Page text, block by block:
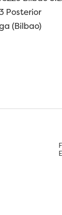
Posterior
(Bilbao)